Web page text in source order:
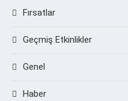
Fırsatlar
Geçmiş Etkinlikler
Genel
Haber